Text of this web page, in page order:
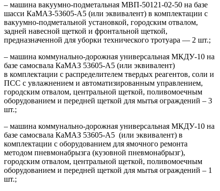
– машина вакуумно-подметальная МВП-50121-02-50 на базе
шасси КаМАЗ-53605-А5 (или эквивалент) в комплектации с
вакуумно-подметальной установкой, городским отвалом,
задней навесной щеткой и фронтальной щеткой,
предназначенной для уборки технического тротуара — 2 шт.;
– машина коммунально-дорожная универсальная МКДУ-10 на
базе самосвала КаМАЗ 53605-А5 (или эквивалент)
в комплектации с распределителем твердых реагентов, соли и
ПСС с увлажнением и автоматизированным управлением,
городским отвалом, центральной щеткой, поливомоечным
оборудованием и передней щеткой для мытья ограждений – 3
шт.;
– машина коммунально-дорожная универсальная МКДУ-10 на
базе самосвала КаМАЗ 53605-А5 (или эквивалент) в
комплектации с оборудованием для ямочного ремонта
методом пневмонабрызга (кузовной пневмонабрызг),
городским отвалом, центральной щеткой, поливомоечным
оборудованием и передней щеткой для мытья ограждений – 1
шт.;